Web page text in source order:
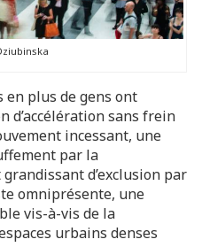
en plus de gens ont
d’accélération sans frein
incessant, une
par la
d’exclusion par
omniprésente, une
vis-à-vis de la
urbains denses